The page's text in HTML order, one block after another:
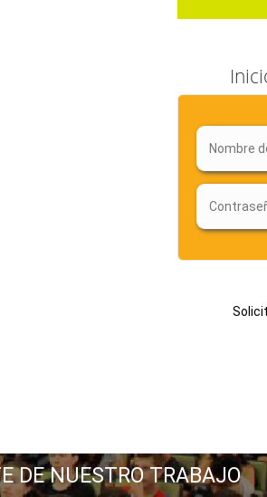
DE NUESTRO TRABAJO